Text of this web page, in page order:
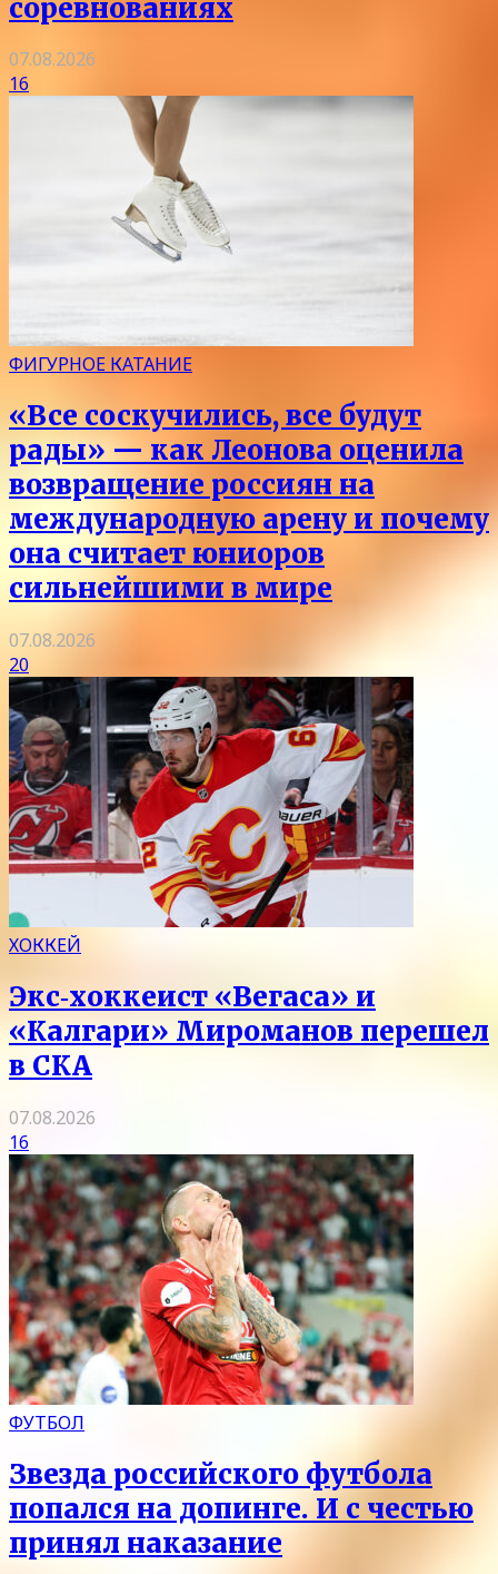
соревнованиях
07.08.2026
16
ФИГУРНОЕ КАТАНИЕ
«Все соскучились, все будут
рады» — как Леонова оценила
возвращение россиян на
международную арену и почему
она считает юниоров
сильнейшими в мире
07.08.2026
20
ХОККЕЙ
Экс‑хоккеист «Вегаса» и
«Калгари» Мироманов перешел
в СКА
07.08.2026
16
ФУТБОЛ
Звезда российского футбола
попался на допинге. И с честью
принял наказание